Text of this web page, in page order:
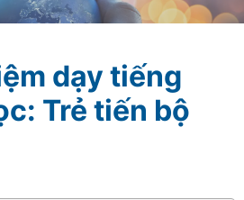
dạy tiếng
Trẻ tiến bộ